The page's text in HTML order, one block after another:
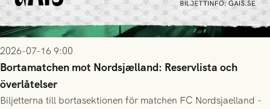
2026-07-16 9:00
Bortamatchen mot Nordsjælland: Reservlista och
överlåtelser
Biljetterna till bortasektionen för matchen FC Nordsjaelland -